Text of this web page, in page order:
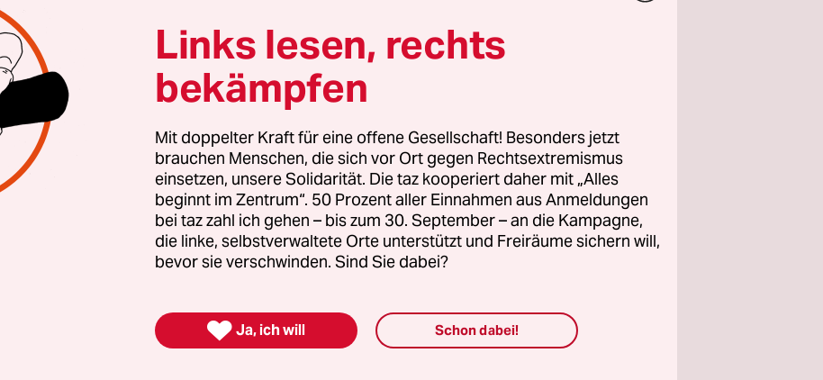
Uncredited/Republic
Records/AP/dpa
Dienstagmittag, ich habe eine lange Liste Lohnarbeit zu
doch stattdessen sitze ich hier und starreauf
der Freiheitsstatue im Wandel der Zeit. Seit 1886
da, auf ihrem Podest, diese Ikone, beäugt von allen Seiten.
Sie, dass die Statue ursprünglich mal rötlich-braun war? Die
aus denen sie besteht, entwickelten erst über die Jahre
Äußeres, Oxidation heißt der Prozess.
sie ihren Glanz, heute ist sie matt. Hat Patina angesetzt.
voll spannend eigentlich, denke ich. Dann macht es Klick,
Links lesen, rechts
bekämpfen
Mit doppelter Kraft für eine offene Gesellschaft! Besonders jetzt
brauchen Menschen, die sich vor Ort gegen Rechtsextremismus
einsetzen, unsere Solidarität. Die taz kooperiert daher mit „Alles
beginnt im Zentrum“. 50 Prozent aller Einnahmen aus Anmeldungen
bei taz zahl ich gehen – bis zum 30. September – an die Kampagne,
die linke, selbstverwaltete Orte unterstützt und Freiräume sichern will,
bevor sie verschwinden. Sind Sie dabei?
 Ja, ich will Schon dabei!